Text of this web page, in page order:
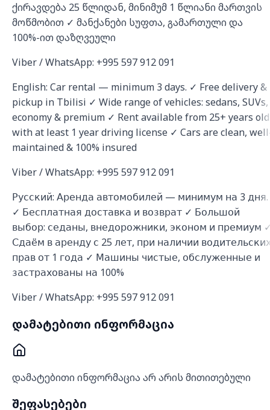
ქირავდება 25 წლიდან, მინიმუმ 1 წლიანი მართვის
მოწმობით ✓ მანქანები სუფთა, გამართული და
100%-ით დაზღვეული
Viber / WhatsApp: +995 597 912 091
English: Car rental — minimum 3 days. ✓ Free delivery &
pickup in Tbilisi ✓ Wide range of vehicles: sedans, SUVs,
economy & premium ✓ Rent available from 25+ years old
with at least 1 year driving license ✓ Cars are clean,
maintained & 100% insured
Viber / WhatsApp: +995 597 912 091
Русский: Аренда автомобилей — минимум на 3 дня.
✓ Бесплатная доставка и возврат ✓ Большой
выбор: седаны, внедорожники, эконом и премиум
Сдаём в аренду с 25 лет, при наличии
прав от 1 года ✓ Машины чистые, обслуженные и
застрахованы на 100%
Viber / WhatsApp: +995 597 912 091
დამატებითი ინფორმაცია
დამატებითი ინფორმაცია არ არის მითითებული
შეფასებები